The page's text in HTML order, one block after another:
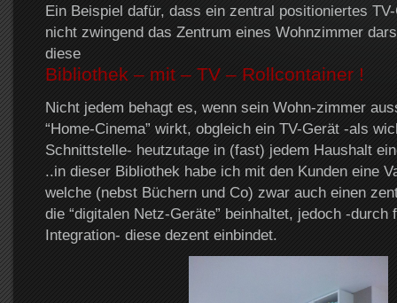
Ein Beispiel dafür, dass ein zentral positioniertes
nicht zwingend das Zentrum eines Wohnzimmer
diese
Bibliothek – mit – TV – Rollcontainer !
Nicht jedem behagt es, wenn sein Wohn-zimmer
“Home-Cinema” wirkt, obgleich ein TV-Gerät -als
Schnittstelle- heutzutage in (fast) jedem Haushalt
..in dieser Bibliothek habe ich mit den Kunden eine
welche (nebst Büchern und Co) zwar auch einen
die “digitalen Netz-Geräte” beinhaltet, jedoch -durch
Integration- diese dezent einbindet.